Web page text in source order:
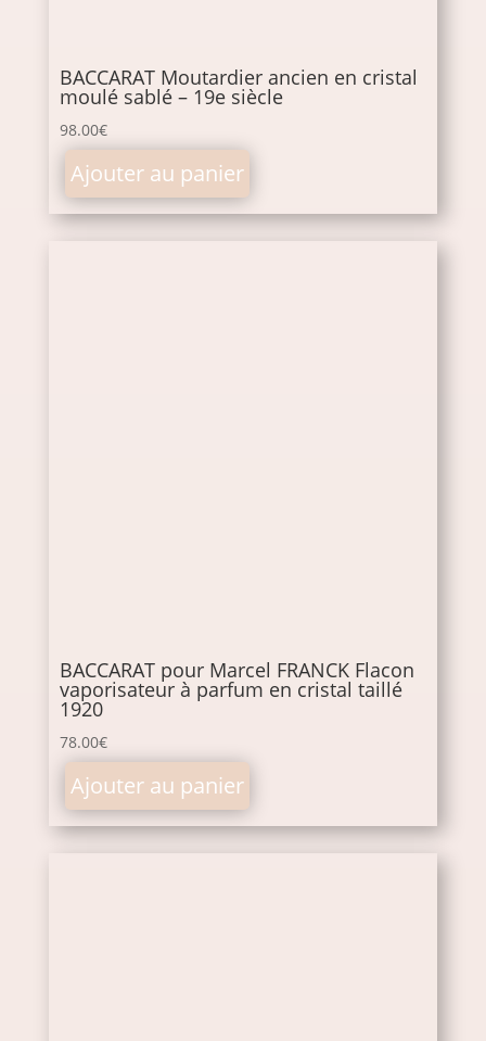
BACCARAT Moutardier ancien en cristal
moulé sablé – 19e siècle
98.00€
Ajouter au panier
BACCARAT pour Marcel FRANCK Flacon
vaporisateur à parfum en cristal taillé
1920
78.00€
Ajouter au panier